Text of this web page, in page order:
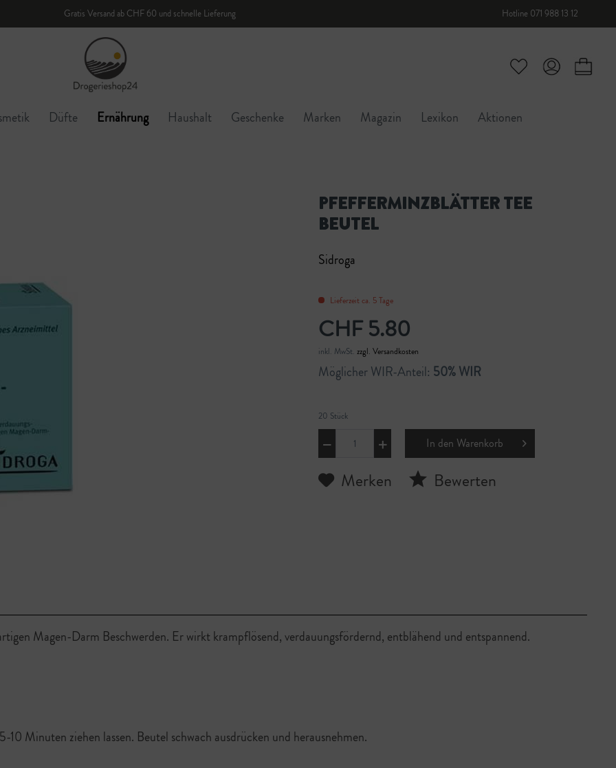
Gratis Versand ab CHF 60 und schnelle Lieferung Hotline 071 988 13 12
Düfte Ernährung Haushalt Geschenke Marken Magazin Lexikon Aktionen
PFEFFERMINZBLÄTTER TEE
BEUTEL
Sidroga
Lieferzeit ca. 5 Tage
CHF 5.80
inkl. MwSt.zzgl. Versandkosten
Möglicher WIR-Anteil: 50% WIR
20 Stück
In den Warenkorb
Merken Bewerten
Magen-Darm Beschwerden. Er wirkt krampflösend, verdauungsfördernd, entblähend und entspannend.
10 Minuten ziehen lassen. Beutel schwach ausdrücken und herausnehmen.